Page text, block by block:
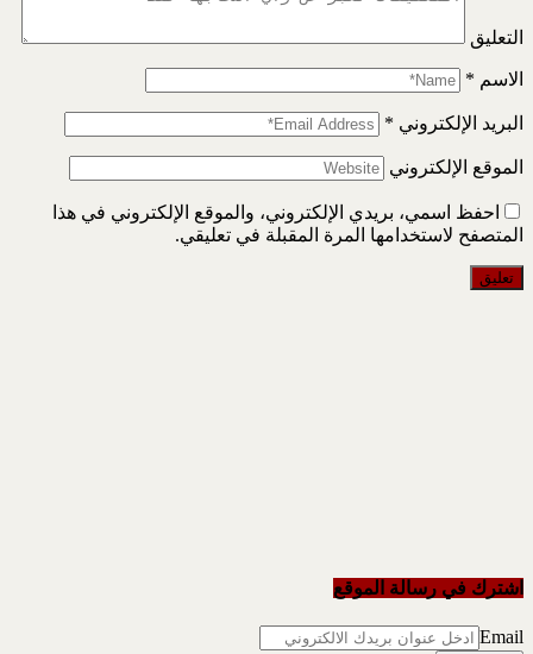
التعليق
الاسم *
البريد الإلكتروني *
الموقع الإلكتروني
احفظ اسمي، بريدي الإلكتروني، والموقع الإلكتروني في هذا
المتصفح لاستخدامها المرة المقبلة في تعليقي.
اشترك في رسالة الموقع
Email